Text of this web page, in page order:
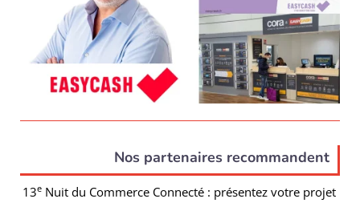
Nos partenaires recommandent
13e Nuit du Commerce Connecté : présentez votre projet